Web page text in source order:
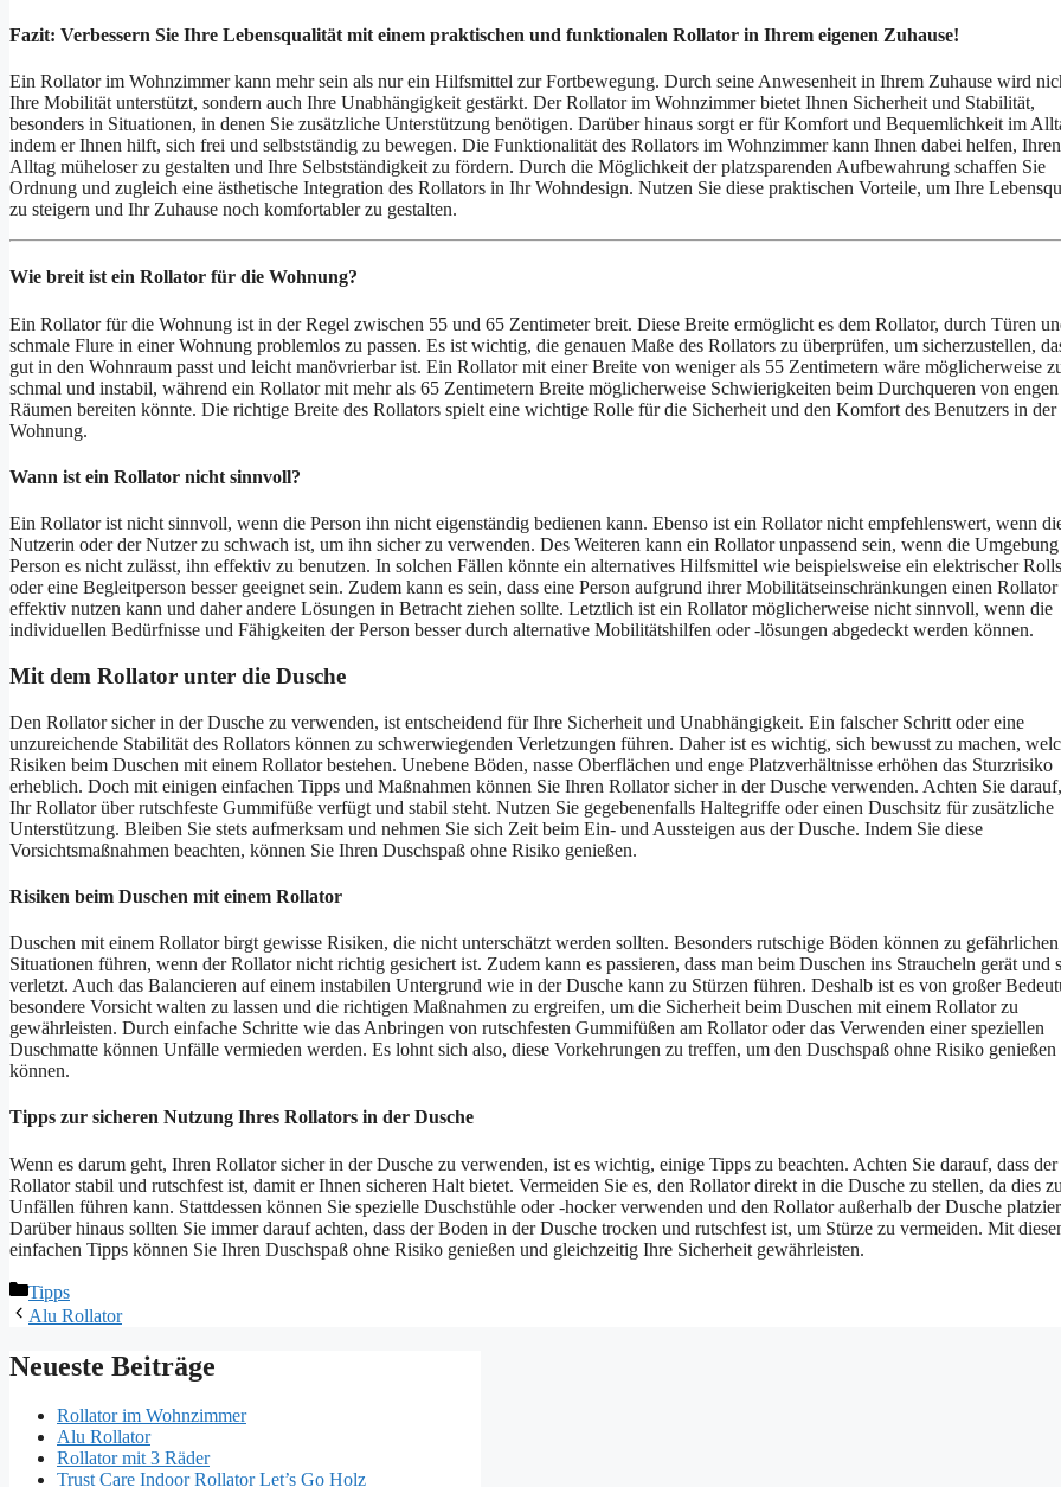
Fazit: Verbessern Sie Ihre Lebensqualität mit einem praktischen und funktionalen Rollator in Ihrem eigenen Zuhause!
Ein Rollator im Wohnzimmer kann mehr sein als nur ein Hilfsmittel zur Fortbewegung. Durch seine Anwesenheit in Ihrem Zuhause wird
Ihre Mobilität unterstützt, sondern auch Ihre Unabhängigkeit gestärkt. Der Rollator im Wohnzimmer bietet Ihnen Sicherheit und Stabilität,
besonders in Situationen, in denen Sie zusätzliche Unterstützung benötigen. Darüber hinaus sorgt er für Komfort und Bequemlichkeit im
indem er Ihnen hilft, sich frei und selbstständig zu bewegen. Die Funktionalität des Rollators im Wohnzimmer kann Ihnen dabei helfen, Ihren
Alltag müheloser zu gestalten und Ihre Selbstständigkeit zu fördern. Durch die Möglichkeit der platzsparenden Aufbewahrung schaffen Sie
Ordnung und zugleich eine ästhetische Integration des Rollators in Ihr Wohndesign. Nutzen Sie diese praktischen Vorteile, um Ihre
zu steigern und Ihr Zuhause noch komfortabler zu gestalten.
Wie breit ist ein Rollator für die Wohnung?
Ein Rollator für die Wohnung ist in der Regel zwischen 55 und 65 Zentimeter breit. Diese Breite ermöglicht es dem Rollator, durch Türen
schmale Flure in einer Wohnung problemlos zu passen. Es ist wichtig, die genauen Maße des Rollators zu überprüfen, um sicherzustellen,
gut in den Wohnraum passt und leicht manövrierbar ist. Ein Rollator mit einer Breite von weniger als 55 Zentimetern wäre möglicherweise
schmal und instabil, während ein Rollator mit mehr als 65 Zentimetern Breite möglicherweise Schwierigkeiten beim Durchqueren von engen
Räumen bereiten könnte. Die richtige Breite des Rollators spielt eine wichtige Rolle für die Sicherheit und den Komfort des Benutzers in der
Wohnung.
Wann ist ein Rollator nicht sinnvoll?
Ein Rollator ist nicht sinnvoll, wenn die Person ihn nicht eigenständig bedienen kann. Ebenso ist ein Rollator nicht empfehlenswert, wenn
Nutzerin oder der Nutzer zu schwach ist, um ihn sicher zu verwenden. Des Weiteren kann ein Rollator unpassend sein, wenn die
Person es nicht zulässt, ihn effektiv zu benutzen. In solchen Fällen könnte ein alternatives Hilfsmittel wie beispielsweise ein elektrischer
oder eine Begleitperson besser geeignet sein. Zudem kann es sein, dass eine Person aufgrund ihrer Mobilitätseinschränkungen einen
effektiv nutzen kann und daher andere Lösungen in Betracht ziehen sollte. Letztlich ist ein Rollator möglicherweise nicht sinnvoll, wenn die
individuellen Bedürfnisse und Fähigkeiten der Person besser durch alternative Mobilitätshilfen oder -lösungen abgedeckt werden können.
Mit dem Rollator unter die Dusche
Den Rollator sicher in der Dusche zu verwenden, ist entscheidend für Ihre Sicherheit und Unabhängigkeit. Ein falscher Schritt oder eine
unzureichende Stabilität des Rollators können zu schwerwiegenden Verletzungen führen. Daher ist es wichtig, sich bewusst zu machen,
Risiken beim Duschen mit einem Rollator bestehen. Unebene Böden, nasse Oberflächen und enge Platzverhältnisse erhöhen das Sturzrisiko
erheblich. Doch mit einigen einfachen Tipps und Maßnahmen können Sie Ihren Rollator sicher in der Dusche verwenden. Achten Sie
Ihr Rollator über rutschfeste Gummifüße verfügt und stabil steht. Nutzen Sie gegebenenfalls Haltegriffe oder einen Duschsitz für zusätzliche
Unterstützung. Bleiben Sie stets aufmerksam und nehmen Sie sich Zeit beim Ein- und Aussteigen aus der Dusche. Indem Sie diese
Vorsichtsmaßnahmen beachten, können Sie Ihren Duschspaß ohne Risiko genießen.
Risiken beim Duschen mit einem Rollator
Duschen mit einem Rollator birgt gewisse Risiken, die nicht unterschätzt werden sollten. Besonders rutschige Böden können zu gefährlichen
Situationen führen, wenn der Rollator nicht richtig gesichert ist. Zudem kann es passieren, dass man beim Duschen ins Straucheln gerät und
verletzt. Auch das Balancieren auf einem instabilen Untergrund wie in der Dusche kann zu Stürzen führen. Deshalb ist es von großer
besondere Vorsicht walten zu lassen und die richtigen Maßnahmen zu ergreifen, um die Sicherheit beim Duschen mit einem Rollator zu
gewährleisten. Durch einfache Schritte wie das Anbringen von rutschfesten Gummifüßen am Rollator oder das Verwenden einer speziellen
Duschmatte können Unfälle vermieden werden. Es lohnt sich also, diese Vorkehrungen zu treffen, um den Duschspaß ohne Risiko genießen
können.
Tipps zur sicheren Nutzung Ihres Rollators in der Dusche
Wenn es darum geht, Ihren Rollator sicher in der Dusche zu verwenden, ist es wichtig, einige Tipps zu beachten. Achten Sie darauf, dass der
Rollator stabil und rutschfest ist, damit er Ihnen sicheren Halt bietet. Vermeiden Sie es, den Rollator direkt in die Dusche zu stellen, da dies
Unfällen führen kann. Stattdessen können Sie spezielle Duschstühle oder -hocker verwenden und den Rollator außerhalb der Dusche
Darüber hinaus sollten Sie immer darauf achten, dass der Boden in der Dusche trocken und rutschfest ist, um Stürze zu vermeiden. Mit
einfachen Tipps können Sie Ihren Duschspaß ohne Risiko genießen und gleichzeitig Ihre Sicherheit gewährleisten.
Kategorien
Tipps
Alu Rollator
Neueste Beiträge
Rollator im Wohnzimmer
Alu Rollator
Rollator mit 3 Räder
Trust Care Indoor Rollator Let’s Go Holz